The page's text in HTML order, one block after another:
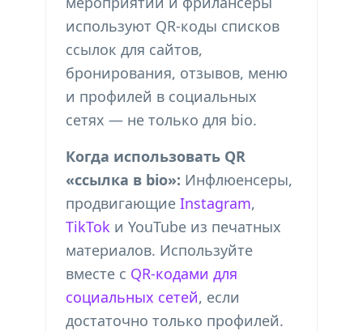
используют QR-коды списков
ссылок для сайтов,
бронирования, отзывов, меню
и профилей в социальных
сетях — не только для bio.
Когда использовать QR
«ссылка в bio»: Инфлюенсеры,
продвигающие Instagram,
TikTok и YouTube из печатных
материалов. Используйте
вместе с QR-кодами для
социальных сетей, если
достаточно только профилей.